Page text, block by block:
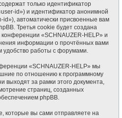
только идентификатор
id») и идентификатор анонимной
автоматически присвоенные вам
Третья cookie будет создана
«SCHNAUZER-HELP» и
информации о прочтённых вами
удобство работы с форумами.
«SCHNAUZER-HELP» мы
по отношению к программному
выходят за рамки этого документа,
страниц, созданных
phpBB.
которые вы сами отправляете на